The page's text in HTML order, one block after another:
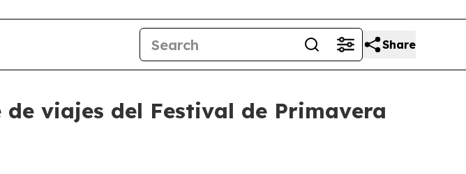
Share
de viajes del Festival de Primavera